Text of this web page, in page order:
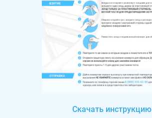
Скачать инструкцию